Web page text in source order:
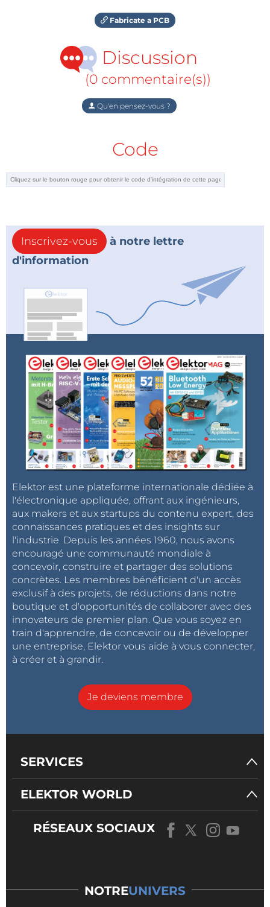
Fabricate a PCB
Discussion
(0 commentaire(s))
Qu'en pensez-vous ?
Code
Inscrivez-vous
à notre lettre
d'information
Elektor est une plateforme internationale dédiée à
l'électronique appliquée, offrant aux ingénieurs,
aux makers et aux startups du contenu expert, des
connaissances pratiques et des insights sur
l'industrie. Depuis les années 1960, nous avons
encouragé une communauté mondiale à
concevoir, construire et partager des solutions
concrètes. Les membres bénéficient d'un accès
exclusif à des projets, de réductions dans notre
boutique et d'opportunités de collaborer avec des
innovateurs de premier plan. Que vous soyez en
train d'apprendre, de concevoir ou de développer
une entreprise, Elektor vous aide à vous connecter,
à créer et à grandir.
Je deviens membre
SERVICES
ELEKTOR WORLD
RÉSEAUX SOCIAUX
NOTREUNIVERS